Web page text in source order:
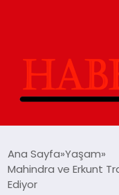
YAŞAM
Ana Sayfa Yaşam
Mahindra ve Erkunt
Ediyor